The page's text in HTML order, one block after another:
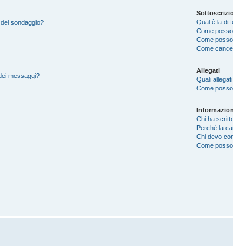
sondaggio?
messaggi?
Qual è la
Come
Come
Come
Allegati
Quali
Come
Chi ha
Perché la
Chi devo
Come